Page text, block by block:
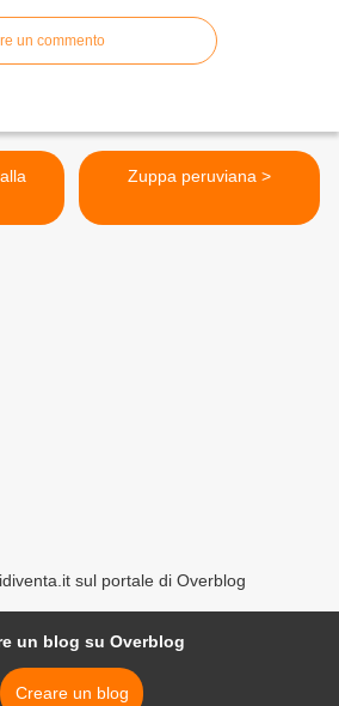
un commento
Zuppa peruviana >
sul portale di Overblog
un blog su Overblog
Creare un blog